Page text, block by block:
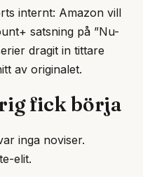
internt: Amazon vill
satsning på ”Nu-
dragit in tittare
av originalet.
fick börja
inga noviser.
elit.